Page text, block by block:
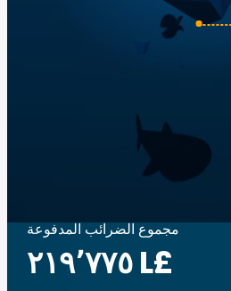
مجموع الضرائب المدفوعة
‏٢١٩٬٧٧٥ L£